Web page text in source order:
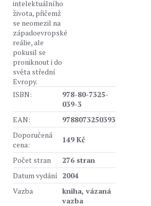
intelektuálního
života, přičemž
se neomezil na
západoevropské
reálie, ale
pokusil se
proniknout i do
světa střední
Evropy.
ISBN:
978-80-7325-
039-3
EAN:
9788073250393
Doporučená
cena:
149 Kč
Počet stran
276 stran
Datum vydání 2004
Vazba
kniha, vázaná
vazba